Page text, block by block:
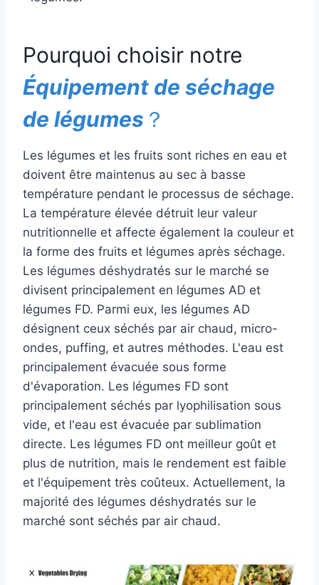
Pourquoi choisir notre
Équipement de séchage
de légumes ？
Les légumes et les fruits sont riches en eau et
doivent être maintenus au sec à basse
température pendant le processus de séchage.
La température élevée détruit leur valeur
nutritionnelle et affecte également la couleur et
la forme des fruits et légumes après séchage.
Les légumes déshydratés sur le marché se
divisent principalement en légumes AD et
légumes FD. Parmi eux, les légumes AD
désignent ceux séchés par air chaud, micro-
ondes, puffing, et autres méthodes. L'eau est
principalement évacuée sous forme
d'évaporation. Les légumes FD sont
principalement séchés par lyophilisation sous
vide, et l'eau est évacuée par sublimation
directe. Les légumes FD ont meilleur goût et
plus de nutrition, mais le rendement est faible
et l'équipement très coûteux. Actuellement, la
majorité des légumes déshydratés sur le
marché sont séchés par air chaud.